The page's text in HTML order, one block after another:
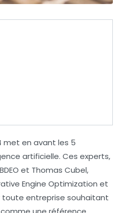
met en avant les 5
artificielle. Ces experts,
et Thomas Cubel,
Engine Optimization et
toute entreprise souhaitant